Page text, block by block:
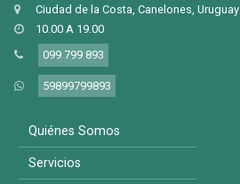
Ciudad de la Costa, Canelones, Uruguay
10.00 A 19.00
099 799 893
59899799893
Quiénes Somos
Servicios